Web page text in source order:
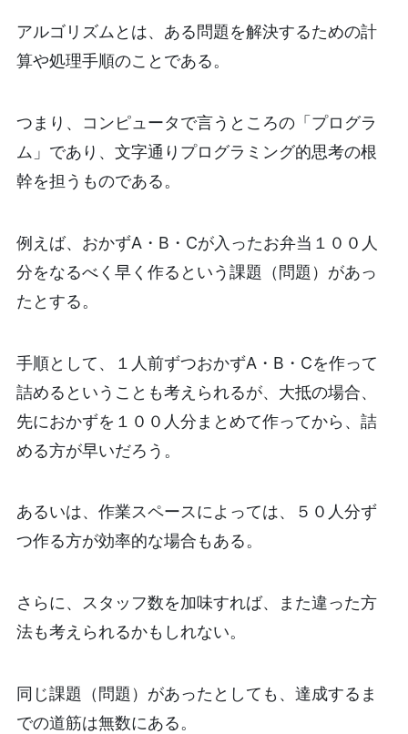
アルゴリズムとは、ある問題を解決するための計
算や処理手順のことである。
つまり、コンピュータで言うところの「プログラ
ム」であり、文字通りプログラミング的思考の根
幹を担うものである。
例えば、おかずA・B・Cが入ったお弁当１００人
分をなるべく早く作るという課題（問題）があっ
たとする。
手順として、１人前ずつおかずA・B・Cを作って
詰めるということも考えられるが、大抵の場合、
先におかずを１００人分まとめて作ってから、詰
める方が早いだろう。
あるいは、作業スペースによっては、５０人分ず
つ作る方が効率的な場合もある。
さらに、スタッフ数を加味すれば、また違った方
法も考えられるかもしれない。
同じ課題（問題）があったとしても、達成するま
での道筋は無数にある。